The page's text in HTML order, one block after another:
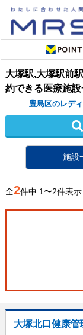
大塚駅,大塚駅前
約できる医療施設
豊島区のレデ
施設
全2件中 1〜2件表示
大塚北口健康管